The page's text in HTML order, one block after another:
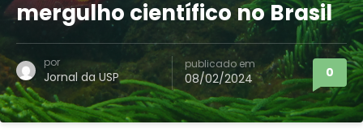
mergulho científico no Brasil
por
Jornal da USP
publicado em
08/02/2024 0